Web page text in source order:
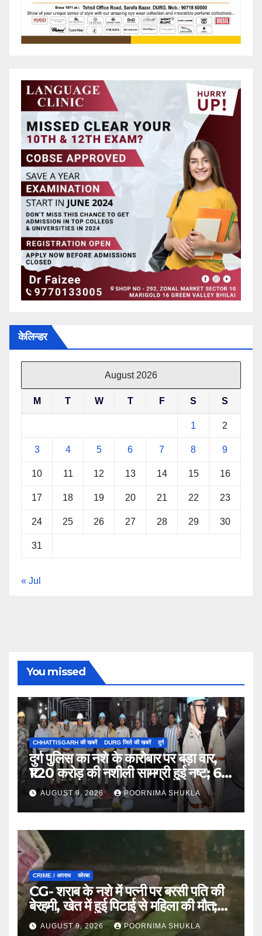
केलिन्डर
August 2026
M T W T F S S
1 2
3 4 5 6 7 8 9
10 11 12 13 14 15 16
17 18 19 20 21 22 23
24 25 26 27 28 29 30
31
« Jul
You missed
CHHATTISGARH की खबरें DURG जिले की खबरें दुर्ग
दुर्ग पुलिस का नशे के कारोबार पर बड़ा वार,
₹1.20 करोड़ की नशीली सामग्री हुई नष्ट; 66
मामलों में जब्ती…
AUGUST 9, 2026 POORNIMA SHUKLA
CRIME / अपराध कोरबा
CG- शराब के नशे में पत्नी पर बरसी पति की
बेरहमी, खेत में हुई पिटाई से महिला की मौत;
आरोपी फरार…
AUGUST 9, 2026 POORNIMA SHUKLA